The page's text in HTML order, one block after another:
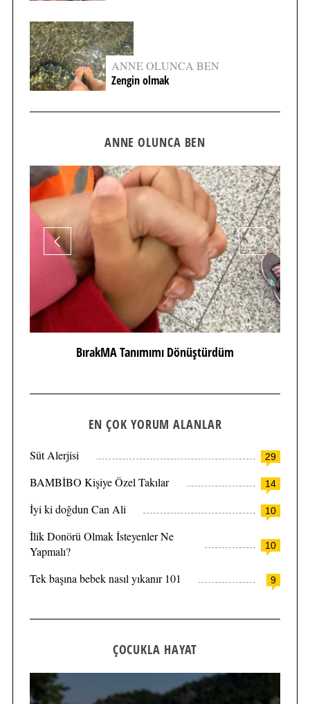
ANNE OLUNCA BEN
Zengin olmak
ANNE OLUNCA BEN
BırakMA Tanımımı Dönüştürdüm
EN ÇOK YORUM ALANLAR
29
Süt Alerjisi
14
BAMBİBO Kişiye Özel Takılar
10
İyi ki doğdun Can Ali
10
İlik Donörü Olmak İsteyenler Ne
Yapmalı?
9
Tek başına bebek nasıl yıkanır 101
ÇOCUKLA HAYAT